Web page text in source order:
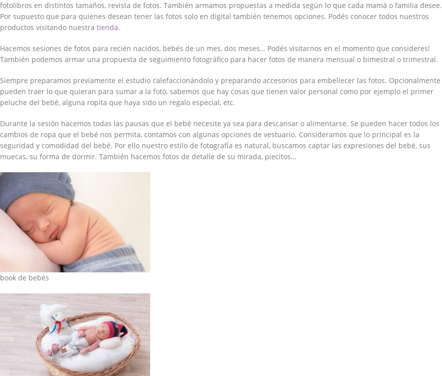
fotolibros en distintos tamaños, revista de fotos. También armamos propuestas a medida según lo que cada mamá o familia desee.
Por supuesto que para quienes desean tener las fotos solo en digital también tenemos opciones. Podés conocer todos nuestros
productos visitando nuestra tienda.
Hacemos sesiones de fotos para recién nacidos, bebés de un mes, dos meses… Podés visitarnos en el momento que consideres!
También podemos armar una propuesta de seguimiento fotográfico para hacer fotos de manera mensual o bimestral o trimestral.
Siempre preparamos previamente el estudio calefaccionándolo y preparando accesorios para embellecer las fotos. Opcionalmente
pueden traer lo que quieran para sumar a la foto, sabemos que hay cosas que tienen valor personal como por ejemplo el primer
peluche del bebé, alguna ropita que haya sido un regalo especial, etc.
Durante la sesión hacemos todas las pausas que el bebé necesite ya sea para descansar o alimentarse. Se pueden hacer todos los
cambios de ropa que el bebé nos permita, contamos con algunas opciones de vestuario. Consideramos que lo principal es la
seguridad y comodidad del bebé. Por ello nuestro estilo de fotografía es natural, buscamos captar las expresiones del bebé, sus
muecas, su forma de dormir. También hacemos fotos de detalle de su mirada, piecitos…
book de bebés